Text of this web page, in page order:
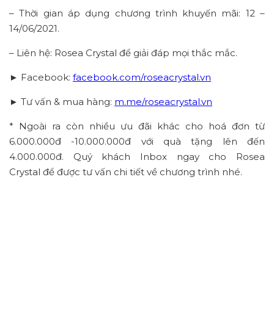
– Thời gian áp dụng chương trình khuyến mãi: 12 –
14/06/2021.
– Liên hệ: Rosea Crystal để giải đáp mọi thắc mắc.
► Facebook: facebook.com/roseacrystal.vn
► Tư vấn & mua hàng: m.me/roseacrystal.vn
* Ngoài ra còn nhiều ưu đãi khác cho hoá đơn từ
6.000.000đ -10.000.000đ với quà tặng lên đến
4.000.000đ. Quý khách Inbox ngay cho Rosea
Crystal để được tư vấn chi tiết về chương trình nhé.